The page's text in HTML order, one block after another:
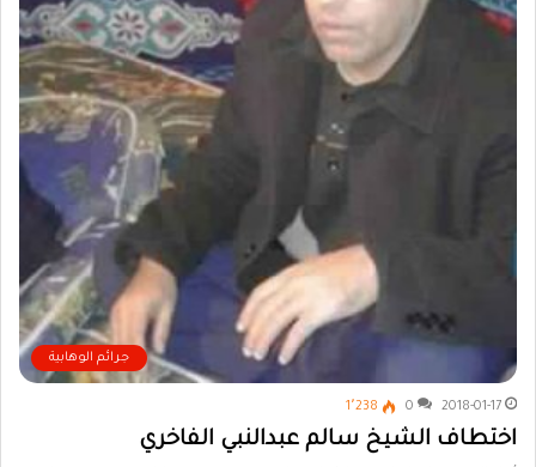
جرائم الوهابية
2018-01-17
0 1٬238
اختطاف الشيخ سالم عبدالنبي الفاخري